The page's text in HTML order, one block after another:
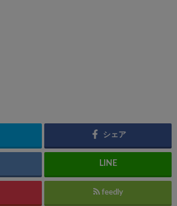
シェア
feedly